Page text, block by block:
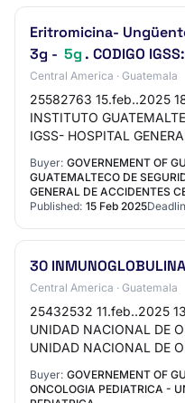
Eritromicina-
3g - 5g . CODIGO
Central America · Guatemala
25582763 15.feb..2025
INSTITUTO
IGSS- HOSPITAL
Eritrom…
Buyer: GOVERNEMENT OF
GUATEMALTECO DE
GENERAL DE ACCIDENTES
Published: 15 Feb 2025
30
Central America · Guatemala
25432532 11.feb..2025
UNIDAD NACIONAL DE
UNIDAD NACIONAL DE
HUMANA 5G Compra Di…
Buyer: GOVERNEMENT OF
ONCOLOGIA PEDIATRICA -